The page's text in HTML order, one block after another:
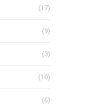
(17)
(9)
(3)
(10)
(6)